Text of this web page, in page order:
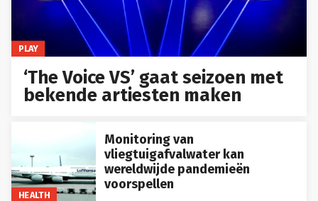
PLAY
‘The Voice VS’ gaat seizoen met
bekende artiesten maken
HEALTH
Monitoring van
vliegtuigafvalwater kan
wereldwijde pandemieën
voorspellen